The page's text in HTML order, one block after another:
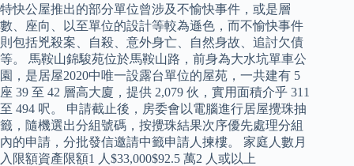
特快公屋推出的部分單位曾涉及不愉快事件，或是層
數、座向、以至單位的設計等較為遜色，而不愉快事件
則包括兇殺案、自殺、意外身亡、自然身故、追討欠債
等。 馬鞍山錦駿苑位於馬鞍山路，前身為大水坑單車公
園，是居屋2020中唯一設露台單位的屋苑，一共建有 5
座 39 至 42 層高大廈，提供 2,079 伙，實用面積介乎 311
至 494 呎。 申請截止後，房委會以電腦進行居屋攪珠抽
籤，隨機選出分組號碼，按攪珠結果次序優先處理分組
內的申請，分批發信邀請中籤申請人揀樓。 家庭人數月
入限額資產限額1 人$33,000$92.5 萬2 人或以上